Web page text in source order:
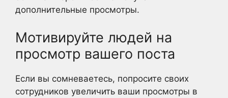
дополнительные просмотры.
Мотивируйте людей на
просмотр вашего поста
Если вы сомневаетесь, попросите своих
сотрудников увеличить ваши просмотры в